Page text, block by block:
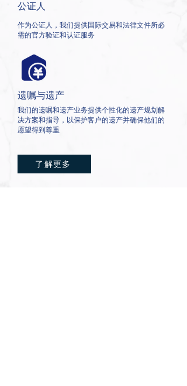
公证人
作为公证人，我们提供国际交易和法律文件所必
需的官方验证和认证服务
遗嘱与遗产
我们的遗嘱和遗产业务提供个性化的遗产规划解
决方案和指导，以保护客户的遗产并确保他们的
愿望得到尊重
了解更多